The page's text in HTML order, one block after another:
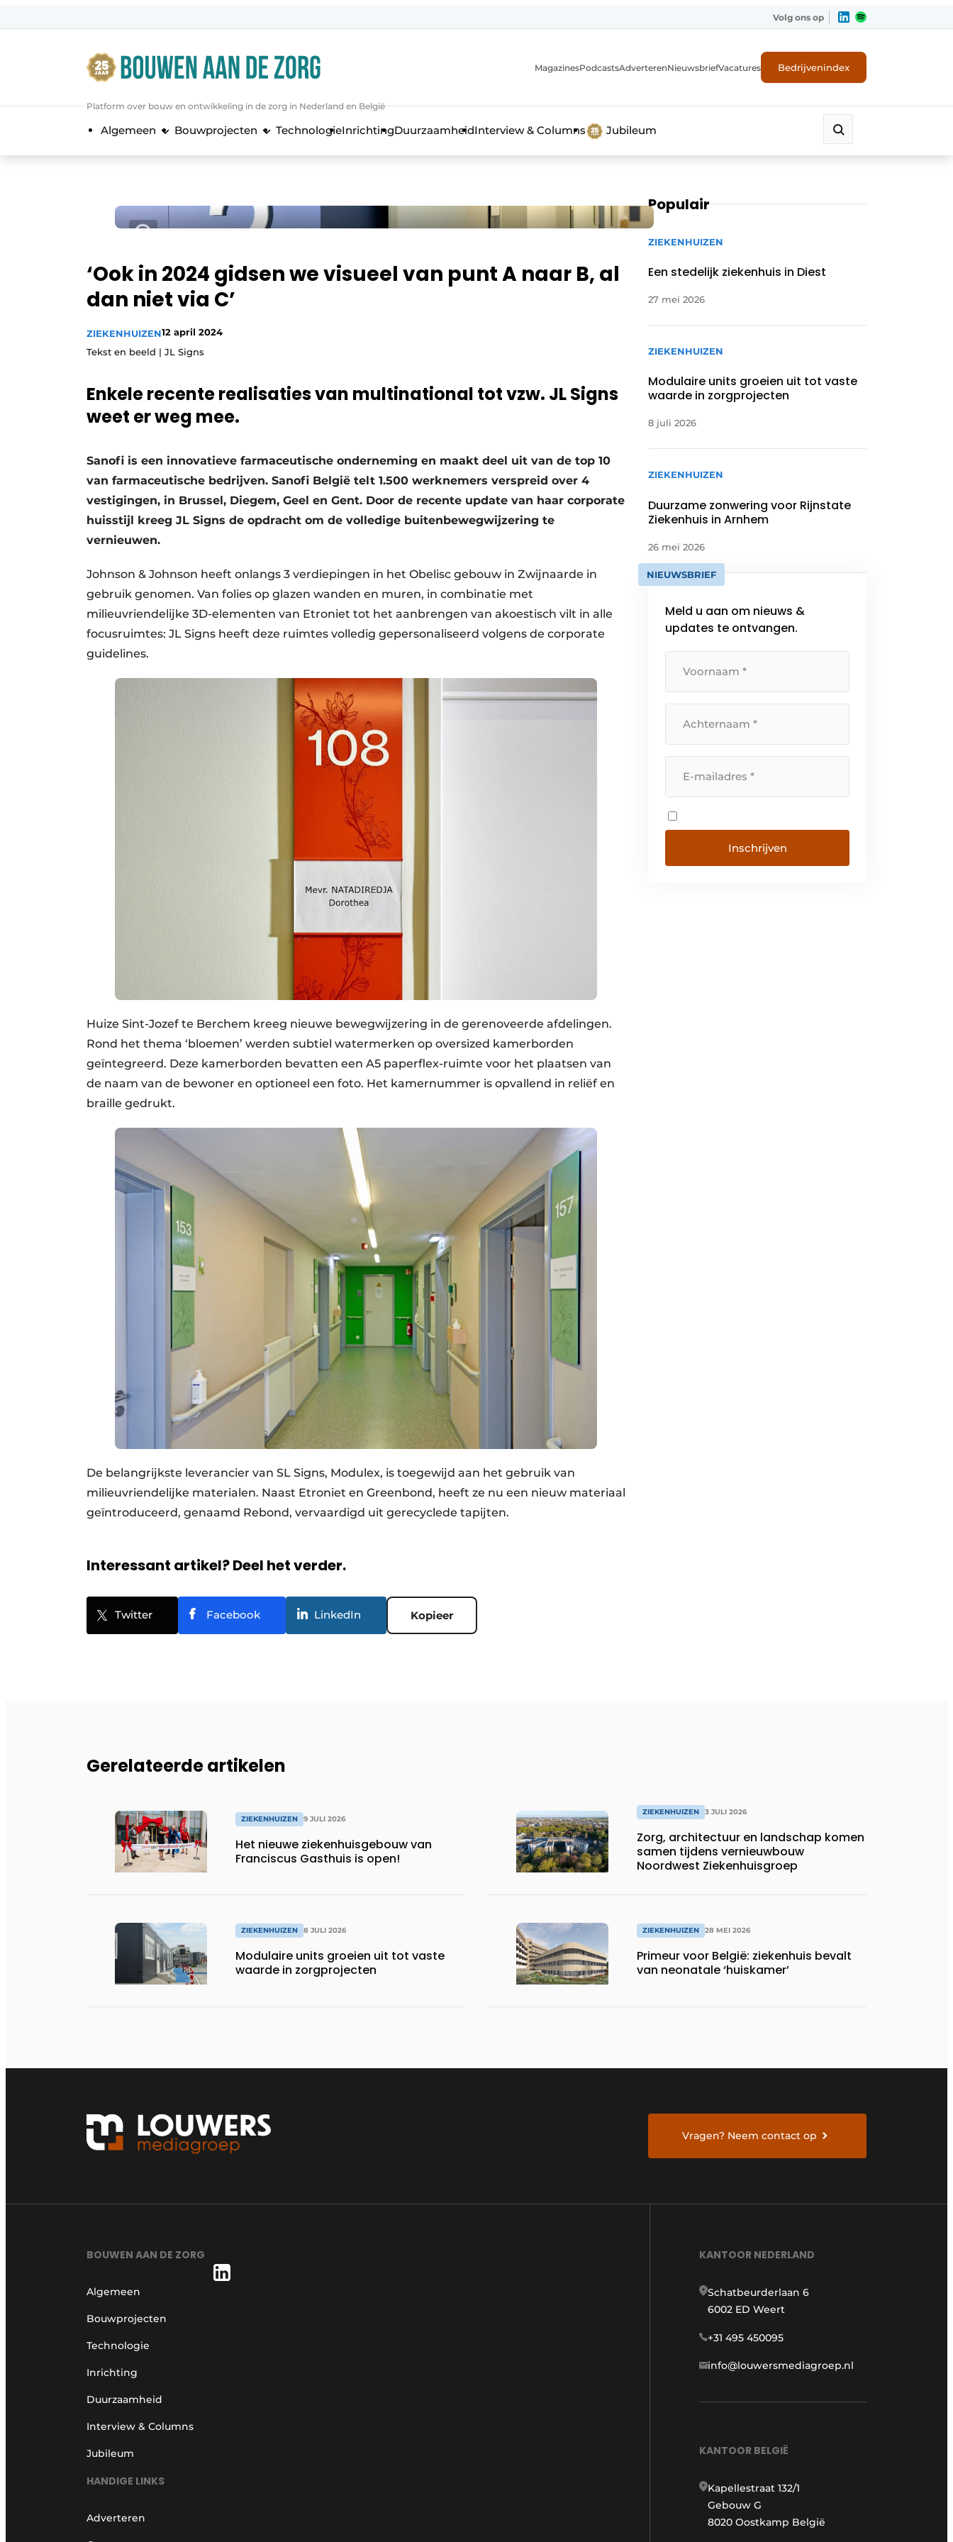
Algemene voorwaarden
Jaarboek
Nieuwsbrief
Podcasts
Privacy / Cookie statement
Vacature aanmelden
Volg ons op
Platform over bouw en ontwikkeling in de zorg in Nederland en België
MagazinesPodcastsAdverterenNieuwsbriefVacatures Bedrijvenindex
Algemeen Bouwprojecten TechnologieInrichtingDuurzaamheidInterview & Columns Jubileum
‘Ook in 2024 gidsen we visueel van punt A naar B, al
dan niet via C’
ZIEKENHUIZEN12 april 2024
Tekst en beeld | JL Signs
Enkele recente realisaties van multinational tot vzw. JL Signs
weet er weg mee.
Sanofi is een innovatieve farmaceutische onderneming en maakt deel uit van de top 10
van farmaceutische bedrijven. Sanofi België telt 1.500 werknemers verspreid over 4
vestigingen, in Brussel, Diegem, Geel en Gent. Door de recente update van haar corporate
huisstijl kreeg JL Signs de opdracht om de volledige buitenbewegwijzering te
vernieuwen.
Johnson & Johnson heeft onlangs 3 verdiepingen in het Obelisc gebouw in Zwijnaarde in
gebruik genomen. Van folies op glazen wanden en muren, in combinatie met
milieuvriendelijke 3D-elementen van Etroniet tot het aanbrengen van akoestisch vilt in alle
focusruimtes: JL Signs heeft deze ruimtes volledig gepersonaliseerd volgens de corporate
guidelines.
Huize Sint-Jozef te Berchem kreeg nieuwe bewegwijzering in de gerenoveerde afdelingen.
Rond het thema ‘bloemen’ werden subtiel watermerken op oversized kamerborden
geïntegreerd. Deze kamerborden bevatten een A5 paperflex-ruimte voor het plaatsen van
de naam van de bewoner en optioneel een foto. Het kamernummer is opvallend in reliëf en
braille gedrukt.
De belangrijkste leverancier van SL Signs, Modulex, is toegewijd aan het gebruik van
milieuvriendelijke materialen. Naast Etroniet en Greenbond, heeft ze nu een nieuw materiaal
geïntroduceerd, genaamd Rebond, vervaardigd uit gerecyclede tapijten.
Interessant artikel? Deel het verder.
Twitter Facebook LinkedIn Kopieer
Populair
ZIEKENHUIZEN
Een stedelijk ziekenhuis in Diest
27 mei 2026
ZIEKENHUIZEN
Modulaire units groeien uit tot vaste
waarde in zorgprojecten
8 juli 2026
ZIEKENHUIZEN
Duurzame zonwering voor Rijnstate
Ziekenhuis in Arnhem
26 mei 2026
NIEUWSBRIEF
Meld u aan om nieuws &
updates te ontvangen.
Gerelateerde artikelen
ZIEKENHUIZEN 9 JULI 2026
Het nieuwe ziekenhuisgebouw van
Franciscus Gasthuis is open!
ZIEKENHUIZEN 8 JULI 2026
Modulaire units groeien uit tot vaste
waarde in zorgprojecten
ZIEKENHUIZEN 3 JULI 2026
Zorg, architectuur en landschap komen
samen tijdens vernieuwbouw
Noordwest Ziekenhuisgroep
ZIEKENHUIZEN 28 MEI 2026
Primeur voor België: ziekenhuis bevalt
van neonatale ‘huiskamer’
Vragen? Neem contact op
BOUWEN AAN DE ZORG
Algemeen
Bouwprojecten
Technologie
Inrichting
Duurzaamheid
Interview & Columns
Jubileum
HANDIGE LINKS
Adverteren
KANTOOR NEDERLAND
Schatbeurderlaan 6
6002 ED Weert
+31 495 450095
info@louwersmediagroep.nl
KANTOOR BELGIË
Kapellestraat 132/1
Gebouw G
8020 Oostkamp België